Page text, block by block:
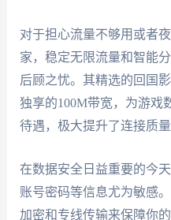
对于担心流量不够用或者
家，稳定无限流量和智能
后顾之忧。其精选的回国
独享的100M带宽，为游戏
待遇，极大提升了连接质量
在数据安全日益重要的今
账号密码等信息尤为敏感
加密和专线传输来保障你